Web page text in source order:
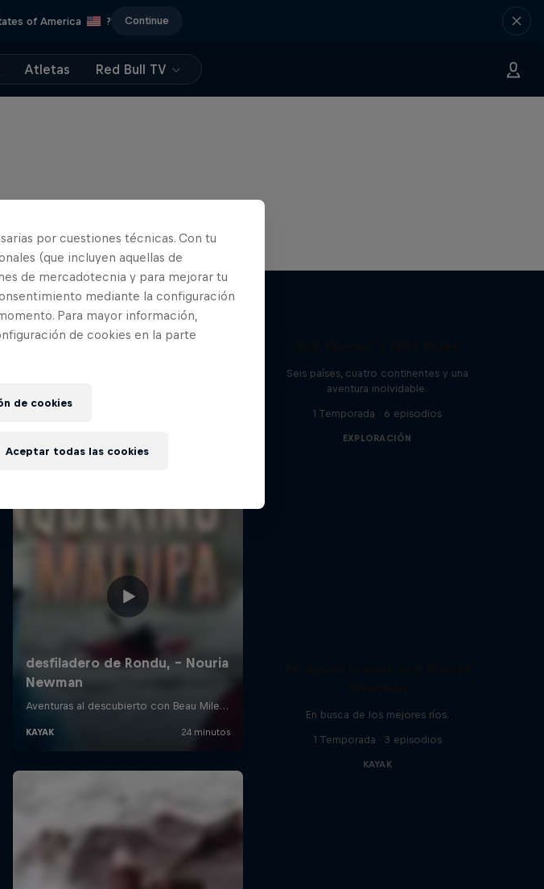
of America ? Continue
Atletas Red Bull TV
Seis países, cuatro continentes y una
aventura inolvidable.
1 Temporada · 6 episodios
EXPLORACIÓN
En busca de los mejores ríos.
1 Temporada · 3 episodios
KAYAK
por cuestiones técnicas. Con tu
(que incluyen aquellas de
de mercadotecnia y para mejorar tu
mediante la configuración
Para mayor información,
de cookies en la parte
de cookies
Aceptar todas las cookies